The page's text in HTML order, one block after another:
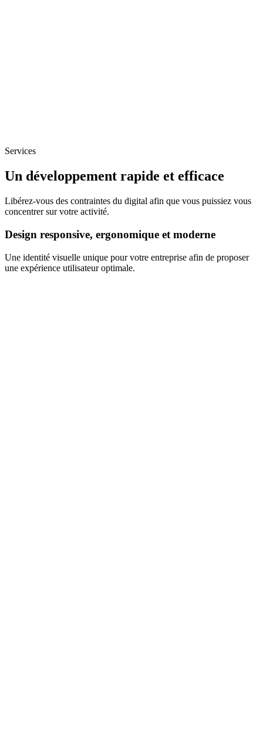
Services
Un développement rapide et efficace
Libérez-vous des contraintes du digital afin que vous puissiez vous
concentrer sur votre activité.
Design responsive, ergonomique et moderne
Une identité visuelle unique pour votre entreprise afin de proposer
une expérience utilisateur optimale.